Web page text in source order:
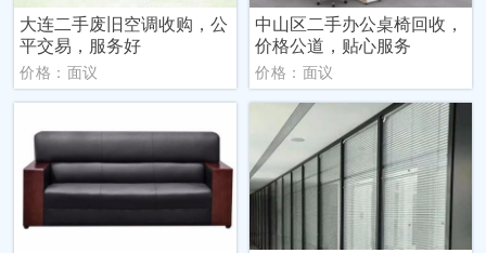
大连二手废旧空调收购，公
平交易，服务好
价格：面议
中山区二手办公桌椅回收，
价格公道，贴心服务
价格：面议